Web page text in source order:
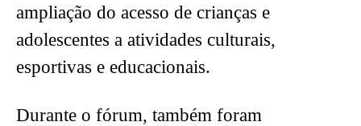
ampliação do acesso de crianças e
adolescentes a atividades culturais,
esportivas e educacionais.
Durante o fórum, também foram